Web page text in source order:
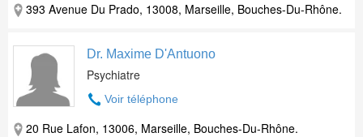
393 Avenue Du Prado, 13008, Marseille, Bouches-Du-Rhône.
Dr. Maxime D'Antuono
Psychiatre
Voir téléphone
20 Rue Lafon, 13006, Marseille, Bouches-Du-Rhône.